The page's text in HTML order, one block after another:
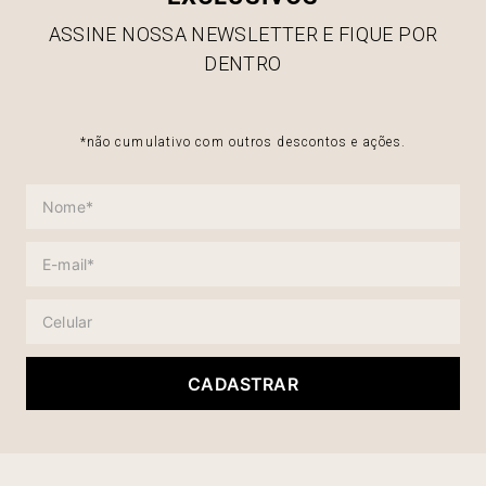
ASSINE NOSSA NEWSLETTER E FIQUE POR
DENTRO
*não cumulativo com outros descontos e ações.
CADASTRAR